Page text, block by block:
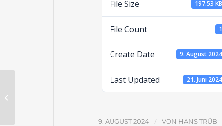
File Size 197.53 KB
File Count 1
Create Date 9. August 2024
Last Updated 21. Juni 2024
9. AUGUST 2024 / VON HANS TRÜB
Asarja und Hanani: Zwei Propheten,